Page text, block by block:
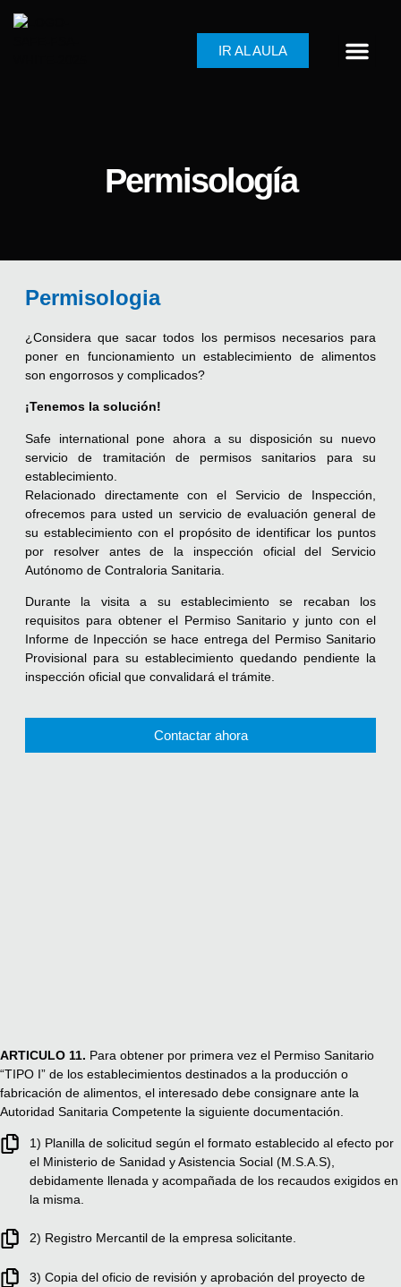
IR AL AULA
Permisología
Permisologia
¿Considera que sacar todos los permisos necesarios para
poner en funcionamiento un establecimiento de alimentos
son engorrosos y complicados?
¡Tenemos la solución!
Safe international pone ahora a su disposición su nuevo
servicio de tramitación de permisos sanitarios para su
establecimiento.
Relacionado directamente con el Servicio de Inspección,
ofrecemos para usted un servicio de evaluación general de
su establecimiento con el propósito de identificar los puntos
por resolver antes de la inspección oficial del Servicio
Autónomo de Contraloria Sanitaria.
Durante la visita a su establecimiento se recaban los
requisitos para obtener el Permiso Sanitario y junto con el
Informe de Inpección se hace entrega del Permiso Sanitario
Provisional para su establecimiento quedando pendiente la
inspección oficial que convalidará el trámite.
Contactar ahora
ARTICULO 11. Para obtener por primera vez el Permiso Sanitario
“TIPO I” de los establecimientos destinados a la producción o
fabricación de alimentos, el interesado debe consignare ante la
Autoridad Sanitaria Competente la siguiente documentación.
1) Planilla de solicitud según el formato establecido al efecto por
el Ministerio de Sanidad y Asistencia Social (M.S.A.S),
debidamente llenada y acompañada de los recaudos exigidos en
la misma.
2) Registro Mercantil de la empresa solicitante.
3) Copia del oficio de revisión y aprobación del proyecto de